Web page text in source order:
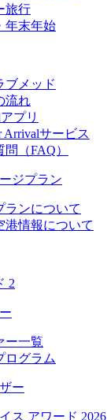
旅行
年末年始
ブメッド
流れ
プリ
Arrivalサービス
（FAQ）
ジプラン
ランについて
港情報について
2
ー一覧
ログラム
ー
ス アワード 2026